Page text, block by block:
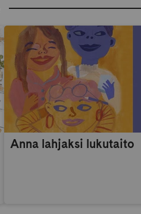
Anna lahjaksi lukutaito